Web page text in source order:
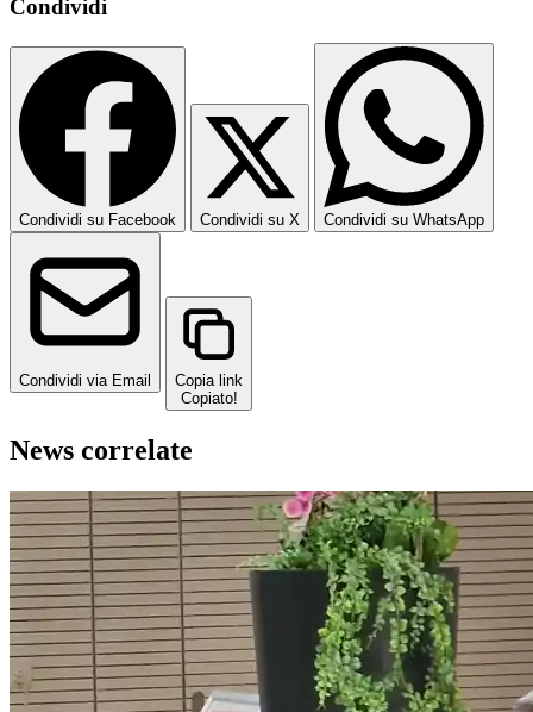
Condividi
Condividi su Facebook Condividi su X Condividi su WhatsApp
Condividi via Email
Copia link
Copiato!
News correlate